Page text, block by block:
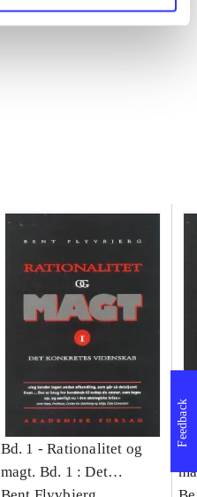
Bd. 1 -Rationalitet og
magt. Bd. 1 : Det
Feedback